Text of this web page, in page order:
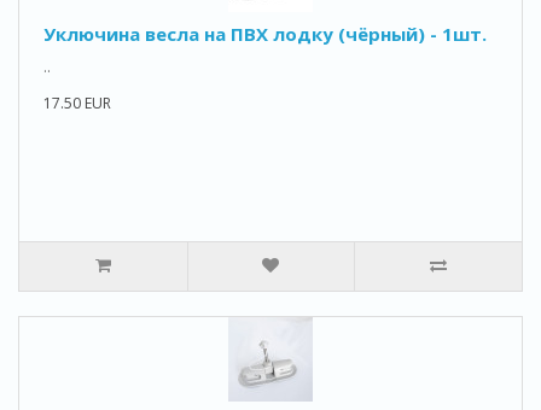
Уключина весла на ПВХ лодку (чёрный) - 1шт.
..
17.50 EUR